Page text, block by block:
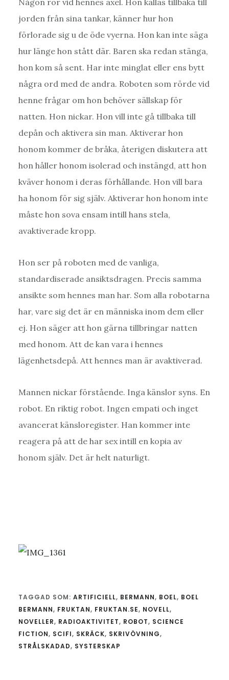
jorden från sina tankar, känner hur hon
förlorade sig u de öde vyerna. Hon kan inte säga
hur länge hon stått där. Baren ska redan stänga,
hon kom så sent. Har inte minglat eller ens bytt
några ord med de andra. Roboten som rörde vid
henne frågar om hon behöver sällskap för
natten. Hon nickar. Hon vill inte gå tillbaka till
depån och aktivera sin man. Aktiverar hon
honom kommer de bråka, återigen diskutera att
hon håller honom isolerad och instängd, att hon
kväver honom i deras förhållande. Hon vill bara
ha honom för sig själv. Aktiverar hon honom inte
måste hon sova ensam intill hans stela,
avaktiverade kropp.
Hon ser på roboten med de vanliga,
standardiserade ansiktsdragen. Precis samma
ansikte som hennes man har. Som alla robotarna
har, vare sig det är en människa inom dem eller
ej. Hon säger att hon gärna tillbringar natten
med honom. Att de kan vara i hennes
lägenhetsdepå. Att hennes man är avaktiverad.
Mannen nickar förstående. Inga känslor syns. En
robot. En riktig robot. Ingen empati och inget
avancerat känsloregister. Han kommer inte
reagera på att de har sex intill en kopia av
honom själv. Det är helt naturligt.
TAGGAD SOM: ARTIFICIELL, BERMANN, BOEL, BOEL
BERMANN, FRUKTAN, FRUKTAN.SE, NOVELL,
NOVELLER, RADIOAKTIVITET, ROBOT, SCIENCE
FICTION, SCIFI, SKRÄCK, SKRIVÖVNING,
STRÅLSKADAD, SYSTERSKAP